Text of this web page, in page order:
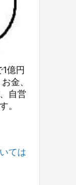
億円
金、
自営
。
ては